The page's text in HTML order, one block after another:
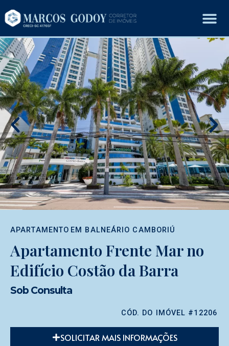
APARTAMENTO EM BALNEÁRIO CAMBORIÚ
Apartamento Frente Mar no
Edifício Costão da Barra
Sob Consulta
CÓD. DO IMÓVEL #12206
SOLICITAR MAIS INFORMAÇÕES